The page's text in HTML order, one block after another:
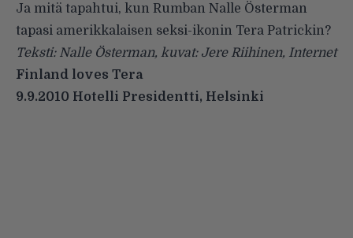
Ja mitä tapahtui, kun Rumban Nalle Österman
tapasi amerikkalaisen seksi-ikonin Tera Patrickin?
Teksti: Nalle Österman, kuvat: Jere Riihinen, Internet
Finland loves Tera
9.9.2010 Hotelli Presidentti, Helsinki